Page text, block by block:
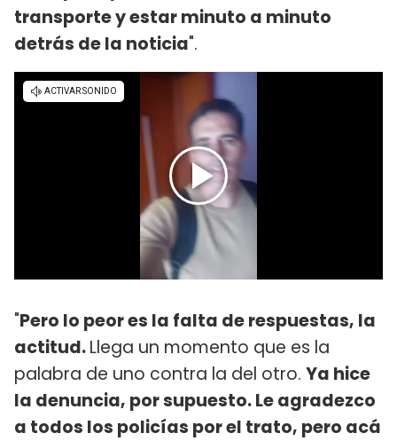
transporte y estar minuto a minuto
detrás de la noticia".
"Pero lo peor es la falta de respuestas, la
actitud.Llega un momento que es la
palabra de uno contra la del otro. Ya hice
la denuncia, por supuesto. Le agradezco
a todos los policías por el trato, pero acá